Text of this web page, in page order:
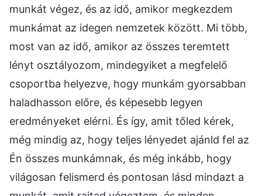
munkát végez, és az idő, amikor megkezdem
munkámat az idegen nemzetek között. Mi több,
most van az idő, amikor az összes teremtett
lényt osztályozom, mindegyiket a megfelelő
csoportba helyezve, hogy munkám gyorsabban
haladhasson előre, és képesebb legyen
eredményeket elérni. És így, amit tőled kérek,
még mindig az, hogy teljes lényedet ajánld fel az
Én összes munkámnak, és még inkább, hogy
világosan felismerd és pontosan lásd mindazt a